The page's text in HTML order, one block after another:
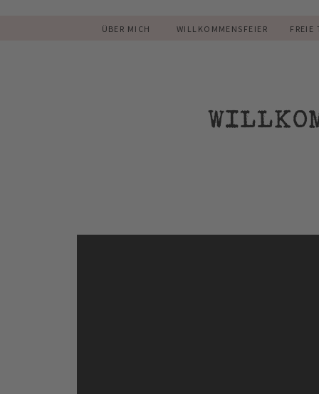
ÜBER MICH WILLKOMMENSFEIER FREIE